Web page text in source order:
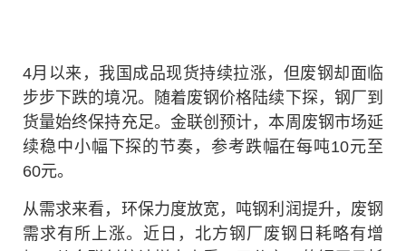
4月以来，我国成品现货持续拉涨，但废钢却面临
步步下跌的境况。随着废钢价格陆续下探，钢厂到
货量始终保持充足。金联创预计，本周废钢市场延
续稳中小幅下探的节奏，参考跌幅在每吨10元至
60元。
从需求来看，环保力度放宽，吨钢利润提升，废钢
需求有所上涨。近日，北方钢厂废钢日耗略有增